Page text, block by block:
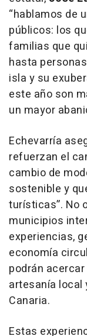
“hablamos de
públicos: los
familias que
hasta
isla y su
este año son
un mayor
Echevarría
refuerzan el
cambio de
sostenible y
turísticas”. No
municipios
experiencias,
economía
podrán
artesanía local
Canaria.
Estas